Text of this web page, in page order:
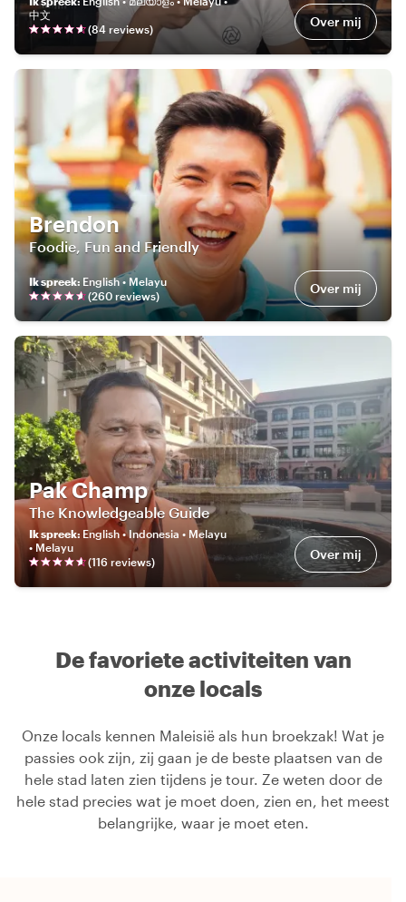
中文
(84 reviews) Over mij
Brendon
Foodie, Fun and Friendly
Ik spreek: English • Melayu
(260 reviews) Over mij
Pak Champ
The Knowledgeable Guide
Ik spreek: English • Indonesia • Melayu
• Melayu
(116 reviews) Over mij
De favoriete activiteiten van
onze locals
Onze locals kennen Maleisië als hun broekzak! Wat je
passies ook zijn, zij gaan je de beste plaatsen van de
hele stad laten zien tijdens je tour. Ze weten door de
hele stad precies wat je moet doen, zien en, het meest
belangrijke, waar je moet eten.